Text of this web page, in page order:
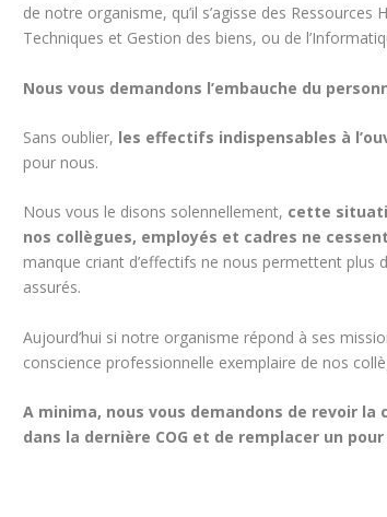
de notre organisme, qu’il s’agisse des
Techniques et Gestion des biens, ou de
Nous vous demandons l’embauche du
Sans oublier, les effectifs indispensables à
pour nous.
Nous vous le disons solennellement, cette
nos collègues, employés et cadres ne
manque criant d’effectifs ne nous permettent plus
assurés.
Aujourd’hui si notre organisme répond à ses
conscience professionnelle exemplaire de nos
A minima, nous vous demandons de revoir
dans la dernière COG et de remplacer un